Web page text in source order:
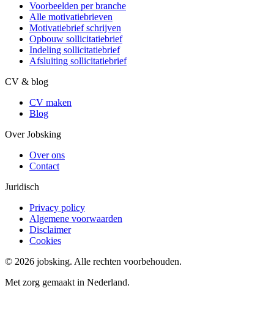
Voorbeelden per branche
Alle motivatiebrieven
Motivatiebrief schrijven
Opbouw sollicitatiebrief
Indeling sollicitatiebrief
Afsluiting sollicitatiebrief
CV & blog
CV maken
Blog
Over Jobsking
Over ons
Contact
Juridisch
Privacy policy
Algemene voorwaarden
Disclaimer
Cookies
© 2026 jobsking. Alle rechten voorbehouden.
Met zorg gemaakt in Nederland.